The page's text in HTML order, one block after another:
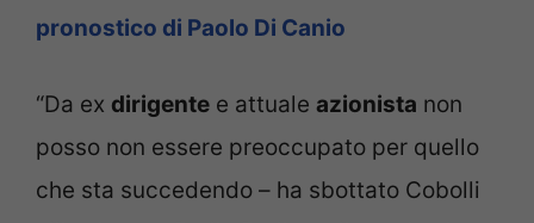
pronostico di Paolo Di Canio
“Da ex dirigente e attuale azionista non
posso non essere preoccupato per quello
che sta succedendo – ha sbottato Cobolli